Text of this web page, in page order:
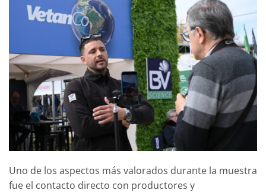
Uno de los aspectos más valorados durante la muestra
fue el contacto directo con productores y